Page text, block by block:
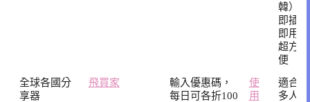
韓）
即插
即用
超方
便
全球各國分
享器
飛買家
輸入優惠碼，
每日可各折100
使
用
適合
多人